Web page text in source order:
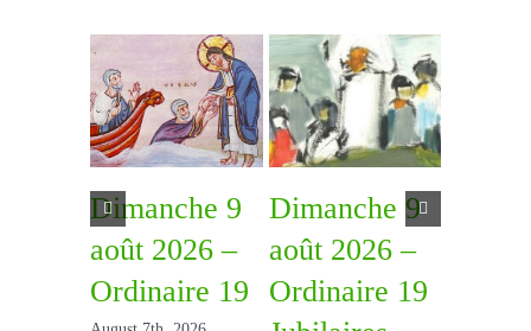
Dimanche 9
août 2026 –
Ordinaire 19
Dimanche 9
août 2026 –
Ordinaire 19